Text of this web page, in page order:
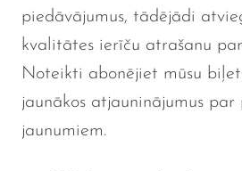
piedāvājumus, tādējādi
kvalitātes ierīču atrašanu
Noteikti abonējiet mūsu
jaunākos atjauninājumus par
jaunumiem.